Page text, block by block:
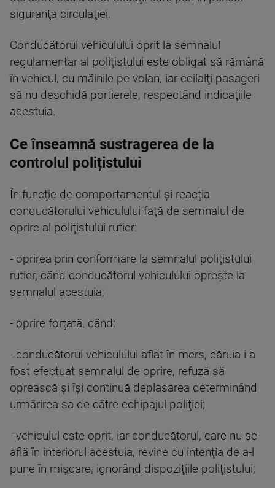
siguranţa circulaţiei.
Conducătorul vehiculului oprit la semnalul
regulamentar al poliţistului este obligat să rămână
în vehicul, cu mâinile pe volan, iar ceilalţi pasageri
să nu deschidă portierele, respectând indicaţiile
acestuia.
Ce înseamnă sustragerea de la
controlul polițistului
În funcţie de comportamentul şi reacţia
conducătorului vehiculului faţă de semnalul de
oprire al poliţistului rutier:
- oprirea prin conformare la semnalul poliţistului
rutier, când conducătorul vehiculului opreşte la
semnalul acestuia;
- oprire forţată, când:
- conducătorul vehiculului aflat în mers, căruia i-a
fost efectuat semnalul de oprire, refuză să
oprească şi îşi continuă deplasarea determinând
urmărirea sa de către echipajul poliţiei;
- vehiculul este oprit, iar conducătorul, care nu se
află în interiorul acestuia, revine cu intenţia de a-l
pune în mişcare, ignorând dispoziţiile poliţistului;